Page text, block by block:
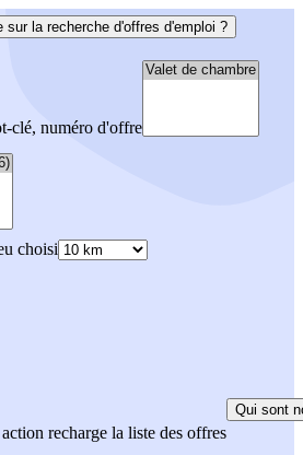
sur la recherche d'offres d'emploi ?
clé, numéro d'offre
choisi
recharge la liste des offres
Qui sont